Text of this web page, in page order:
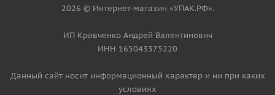
2026 © Интернет-магазин «УПАК.РФ».
ИП Кравченко Андрей Валентинович
ИНН 165043375220
Данный сайт носит информационный характер и ни при каких
условиях